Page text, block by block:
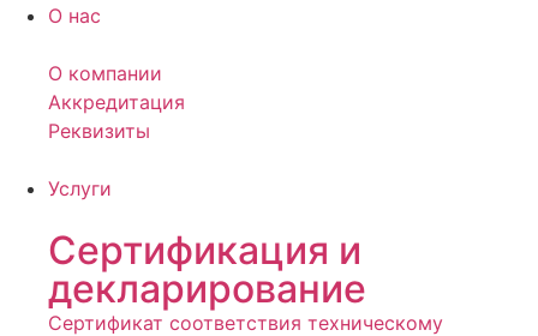
О нас
О компании
Аккредитация
Реквизиты
Услуги
Сертификация и
декларирование
Сертификат соответствия техническому